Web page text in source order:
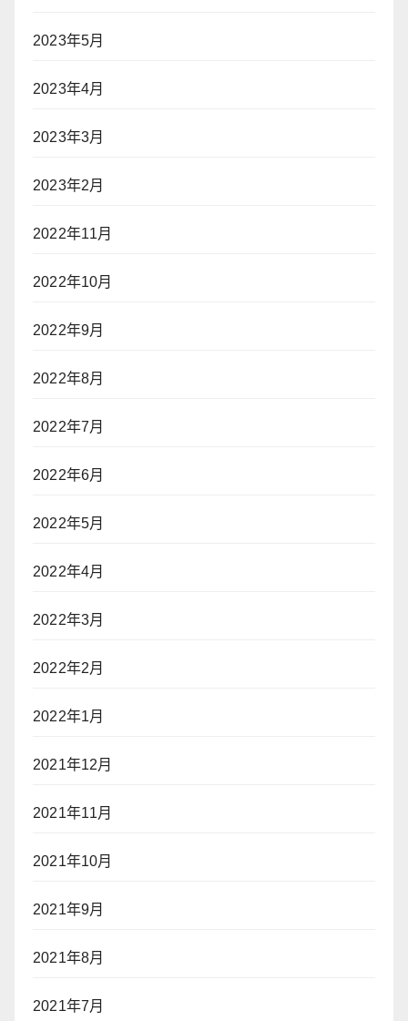
2023年5月
2023年4月
2023年3月
2023年2月
2022年11月
2022年10月
2022年9月
2022年8月
2022年7月
2022年6月
2022年5月
2022年4月
2022年3月
2022年2月
2022年1月
2021年12月
2021年11月
2021年10月
2021年9月
2021年8月
2021年7月